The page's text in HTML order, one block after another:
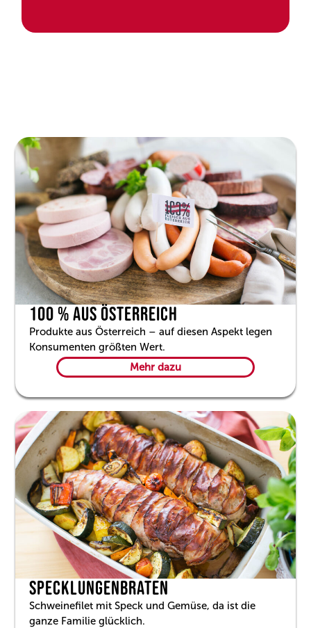
100 % AUS ÖSTERREICH
Produkte aus Österreich – auf diesen Aspekt legen
Konsumenten größten Wert.
Mehr dazu
SPECKLUNGENBRATEN
Schweinefilet mit Speck und Gemüse, da ist die
ganze Familie glücklich.